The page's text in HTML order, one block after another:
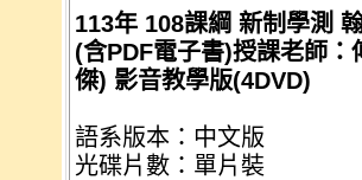
113年 108課綱 新制學測
(含PDF電子書)授課老師
傑) 影音教學版(4DVD)
語系版本：中文版
光碟片數：單片裝